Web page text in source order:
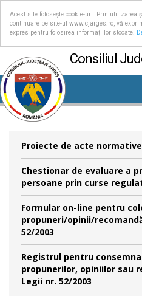
Acest site folosește cookie-uri. Prin utilizarea
continuare pe site-ul www.cjarges.ro, vă
expres pentru folosirea informațiilor stocate.
Consiliul
Proiecte de acte
Chestionar de evaluare a
persoane prin curse
Formular on-line pentru
propuneri/opinii/
52/2003
Registrul pentru
propunerilor, opiniilor sau
Legii nr. 52/2003